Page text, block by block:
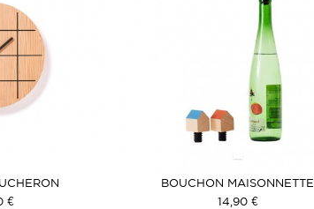
€
BOUCHON MAISONNETTE
14,90 €